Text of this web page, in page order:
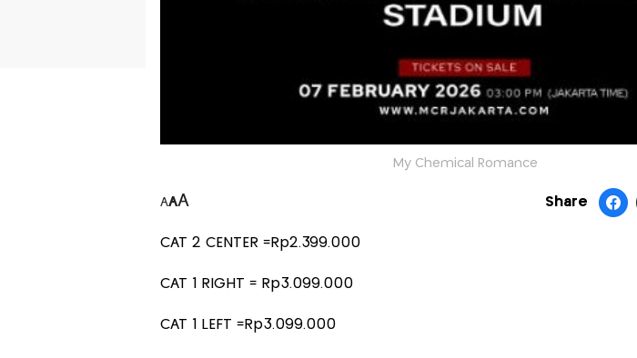
My Chemical Romance
AAA Share
CAT 2 CENTER =Rp2.399.000
CAT 1 RIGHT = Rp3.099.000
CAT 1 LEFT =Rp3.099.000